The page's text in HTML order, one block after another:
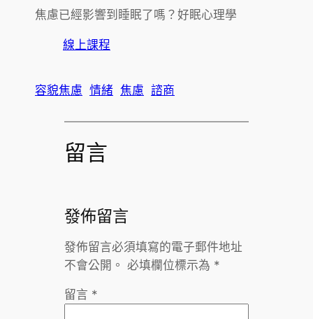
焦慮已經影響到睡眠了嗎？好眠心理學
線上課程
容貌焦慮 情緒 焦慮 諮商
留言
發佈留言
發佈留言必須填寫的電子郵件地址
不會公開。 必填欄位標示為 *
留言 *